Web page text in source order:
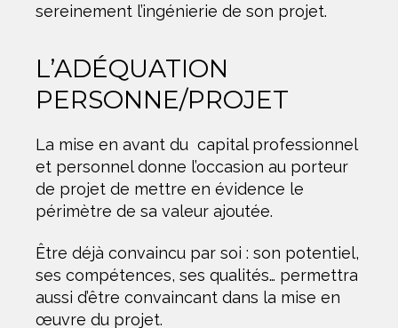
sereinement l’ingénierie de son projet.
L’ADÉQUATION
PERSONNE/PROJET
La mise en avant du capital professionnel
et personnel donne l’occasion au porteur
de projet de mettre en évidence le
périmètre de sa valeur ajoutée.
Être déjà convaincu par soi : son potentiel,
ses compétences, ses qualités… permettra
aussi d’être convaincant dans la mise en
œuvre du projet.